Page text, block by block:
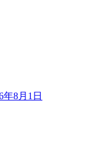
年8月1日